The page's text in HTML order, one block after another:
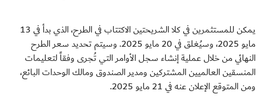
يمكن للمستثمرين في كلا الشريحتين الاكتتاب في الطرح، الذي بدأ في 13
مايو 2025، وسيُغلق في 20 مايو 2025. وسيتم تحديد سعر الطرح
النهائي من خلال عملية إنشاء سجل الأوامر التي تُجرى وفقاً لتعليمات
المنسقين العالميين المشتركين ومدير الصندوق ومالك الوحدات البائع،
ومن المتوقع الإعلان عنه في 21 مايو 2025.